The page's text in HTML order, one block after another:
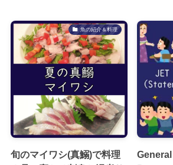
魚の紹介＆料理
旬のマイワシ(真鰯)で料理